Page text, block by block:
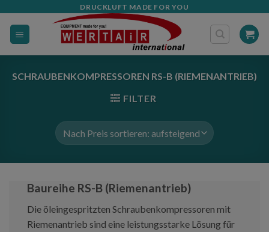
Inhalt
springen
DRUCKLUFT MADE FOR YOU
SCHRAUBENKOMPRESSOREN RS-B (RIEMENANTRIEB)
FILTER
Baureihe RS-B (Riemenantrieb)
Die öleingespritzten Schraubenkompressoren mit
Riemenantrieb sind eine leistungsstarke Lösung für